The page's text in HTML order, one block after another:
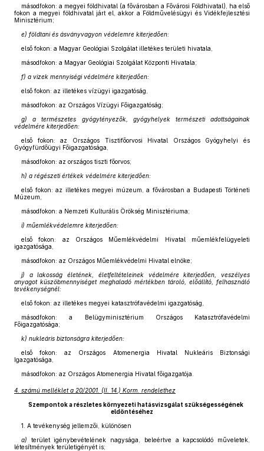
másodfokon: a megyei földhivatal (a fővárosban a Fővárosi Földhivatal), ha első
fokon a megyei földhivatal járt el, akkor a Földművelésügyi és Vidékfejlesztési
Minisztérium;
e) földtani és ásványvagyon védelemre kiterjedően:
első fokon: a Magyar Geológiai Szolgálat illetékes területi hivatala,
másodfokon: a Magyar Geológiai Szolgálat Központi Hivatala;
f) a vizek mennyiségi védelmére kiterjedően:
első fokon: az illetékes vízügyi igazgatóság,
másodfokon: az Országos Vízügyi Főigazgatóság;
g) a természetes gyógytényezők, gyógyhelyek természeti adottságainak
védelmére kiterjedően:
első fokon: az Országos Tisztifőorvosi Hivatal Országos Gyógyhelyi és
Gyógyfürdőügyi Főigazgatósága,
másodfokon: az országos tiszti főorvos;
h) a régészeti értékek védelmére kiterjedően:
első fokon: az illetékes megyei múzeum, a fővárosban a Budapesti Történeti
Múzeum,
másodfokon: a Nemzeti Kulturális Örökség Minisztériuma;
i) műemlékvédelemre kiterjedően:
első fokon: az Országos Műemlékvédelmi Hivatal műemlékfelügyeleti
igazgatósága,
másodfokon: az Országos Műemlékvédelmi Hivatal elnöke;
j) a lakosság életének, életfeltételeinek védelmére kiterjedően, veszélyes
anyagot küszöbmennyiséget meghaladó mértékben tároló, előállító, felhasználó
tevékenységnél:
első fokon: az illetékes megyei katasztrófavédelmi igazgatóság,
másodfokon: a Belügyminisztérium Országos Katasztrófavédelmi
Főigazgatósága;
k) nukleáris biztonságra kiterjedően:
első fokon: az Országos Atomenergia Hivatal Nukleáris Biztonsági
Igazgatósága,
másodfokon: az Országos Atomenergia Hivatal főigazgatója.
4. számú melléklet a 20/2001. (II. 14.) Korm. rendelethez
Szempontok a részletes környezeti hatásvizsgálat szükségességének
eldöntéséhez
1. A tevékenység jellemzői, különösen
a) terület igénybevételének nagysága, beleértve a kapcsolódó műveletek,
létesítmények területigényét is;